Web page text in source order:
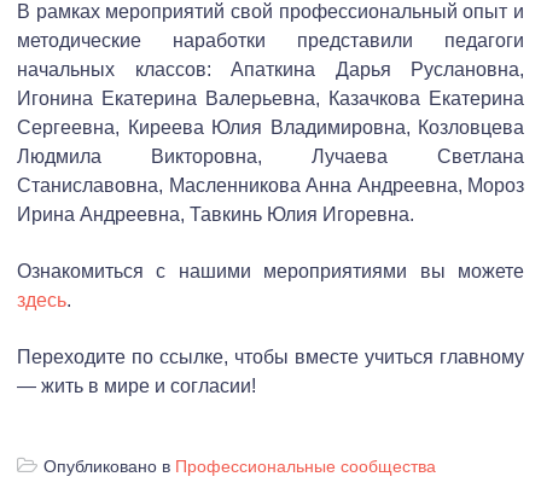
В рамках мероприятий свой профессиональный опыт и
методические наработки представили педагоги
начальных классов: Апаткина Дарья Руслановна,
Игонина Екатерина Валерьевна, Казачкова Екатерина
Сергеевна, Киреева Юлия Владимировна, Козловцева
Людмила Викторовна, Лучаева Светлана
Станиславовна, Масленникова Анна Андреевна, Мороз
Ирина Андреевна, Тавкинь Юлия Игоревна.
Ознакомиться с нашими мероприятиями вы можете
здесь.
Переходите по ссылке, чтобы вместе учиться главному
— жить в мире и согласии!
Опубликовано в Профессиональные сообщества